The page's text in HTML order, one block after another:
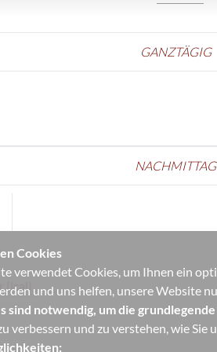
Cookies
verwendet Cookies, um Ihnen ein
und uns helfen, unsere Website
sind notwendig, um die
verbessern und zu verstehen, wie Sie
GANZTÄGIG
NACHMITTAG
(ical)